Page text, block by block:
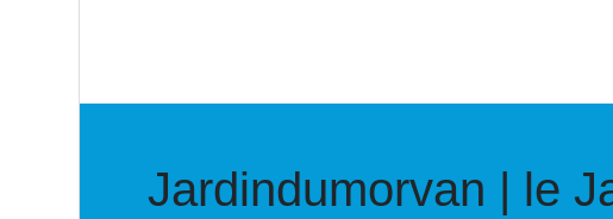
Jar­dindu­mor­van | le